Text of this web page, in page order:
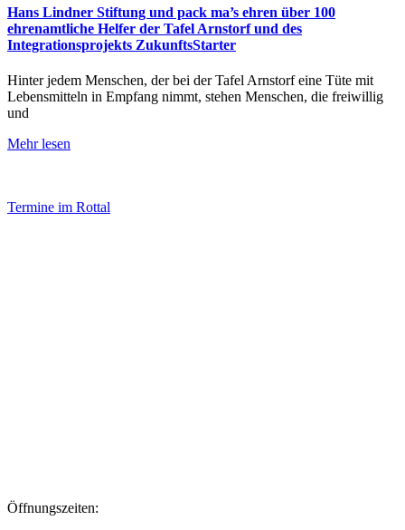
Hans Lindner Stiftung und pack ma’s ehren über 100
ehrenamtliche Helfer der Tafel Arnstorf und des
Integrationsprojekts ZukunftsStarter
Hinter jedem Menschen, der bei der Tafel Arnstorf eine Tüte mit
Lebensmitteln in Empfang nimmt, stehen Menschen, die freiwillig
und
Mehr lesen
Termine im Rottal
Öffnungszeiten: